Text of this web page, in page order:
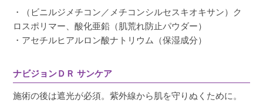
・（ビニルジメチコン／メチコンシルセスキオキサン）ク
ロスポリマー、酸化亜鉛（肌荒れ防止パウダー）
・アセチルヒアルロン酸ナトリウム（保湿成分）
ナビジョンＤＲ サンケア
施術の後は遮光が必須。紫外線から肌を守りぬくために。